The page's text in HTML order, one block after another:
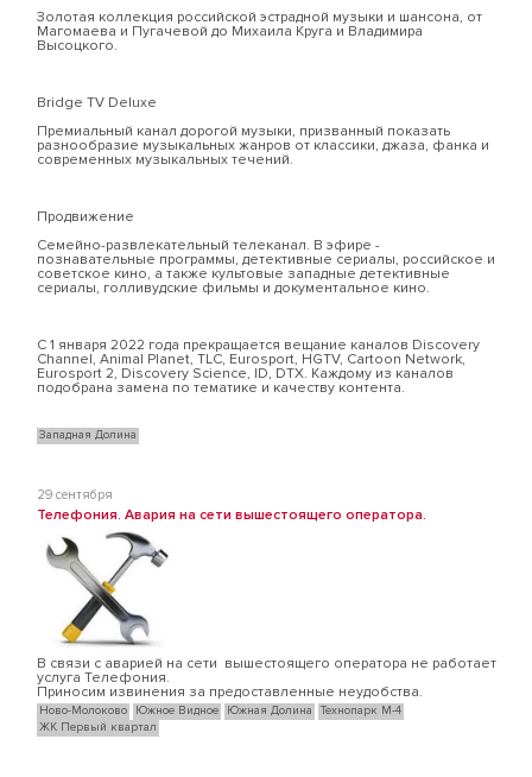
Золотая коллекция российской эстрадной музыки и шансона, от
Магомаева и Пугачевой до Михаила Круга и Владимира
Высоцкого.
Bridge TV Deluxe
Премиальный канал дорогой музыки, призванный показать
разнообразие музыкальных жанров от классики, джаза, фанка и
современных музыкальных течений.
Продвижение
Семейно-развлекательный телеканал. В эфире -
познавательные программы, детективные сериалы, российское и
советское кино, а также культовые западные детективные
сериалы, голливудские фильмы и документальное кино.
С 1 января 2022 года прекращается вещание каналов Discovery
Channel, Animal Planet, TLC, Eurosport, HGTV, Cartoon Network,
Eurosport 2, Discovery Science, ID, DTX. Каждому из каналов
подобрана замена по тематике и качеству контента.
Западная Долина
29 сентября
Телефония. Авария на сети вышестоящего оператора.
В связи с аварией на сети вышестоящего оператора не работает
услуга Телефония.
Приносим извинения за предоставленные неудобства.
Ново-Молоково Южное Видное Южная Долина
Технопарк М-4
ЖК Первый квартал